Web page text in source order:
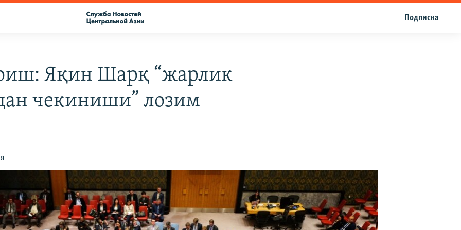
Подписка
Яқин Шарқ “жарлик
чекиниши” лозим